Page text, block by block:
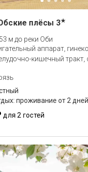
плёсы 3★
м до реки Оби
аппарат,
кишечный тракт,
для 2 гостей